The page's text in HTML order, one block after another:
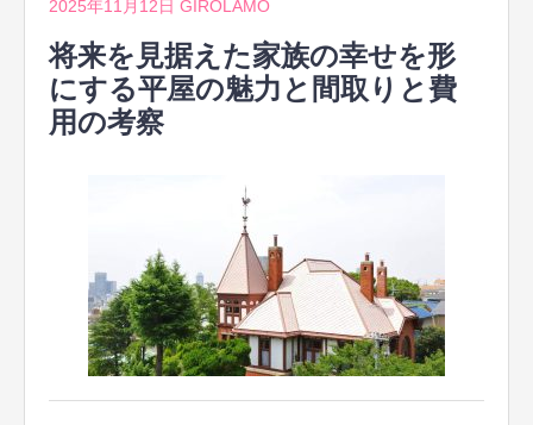
2025年11月12日 GIROLAMO
将来を見据えた家族の幸せを形
にする平屋の魅力と間取りと費
用の考察